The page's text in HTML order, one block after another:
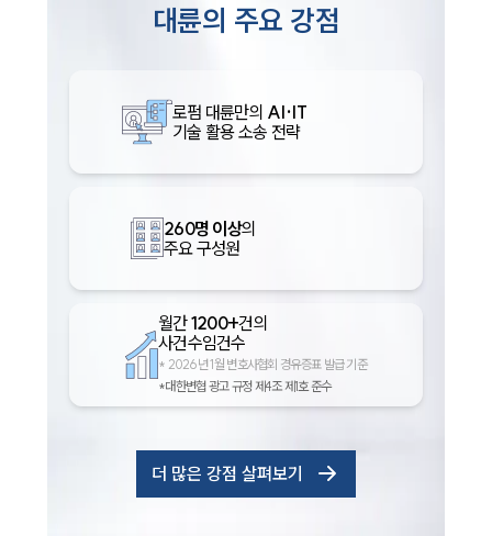
인재채용
만화로 보는 사례
대륜의 주요 강점
로펌 대륜만의 AI·IT
기술 활용 소송 전략
260명 이상의
주요 구성원
월간1200+건의
사건수임건수
* 2026년 1월 변호사협회 경유증표 발급 기준
*대한변협 광고 규정 제4조 제1호 준수
더 많은 강점 살펴보기